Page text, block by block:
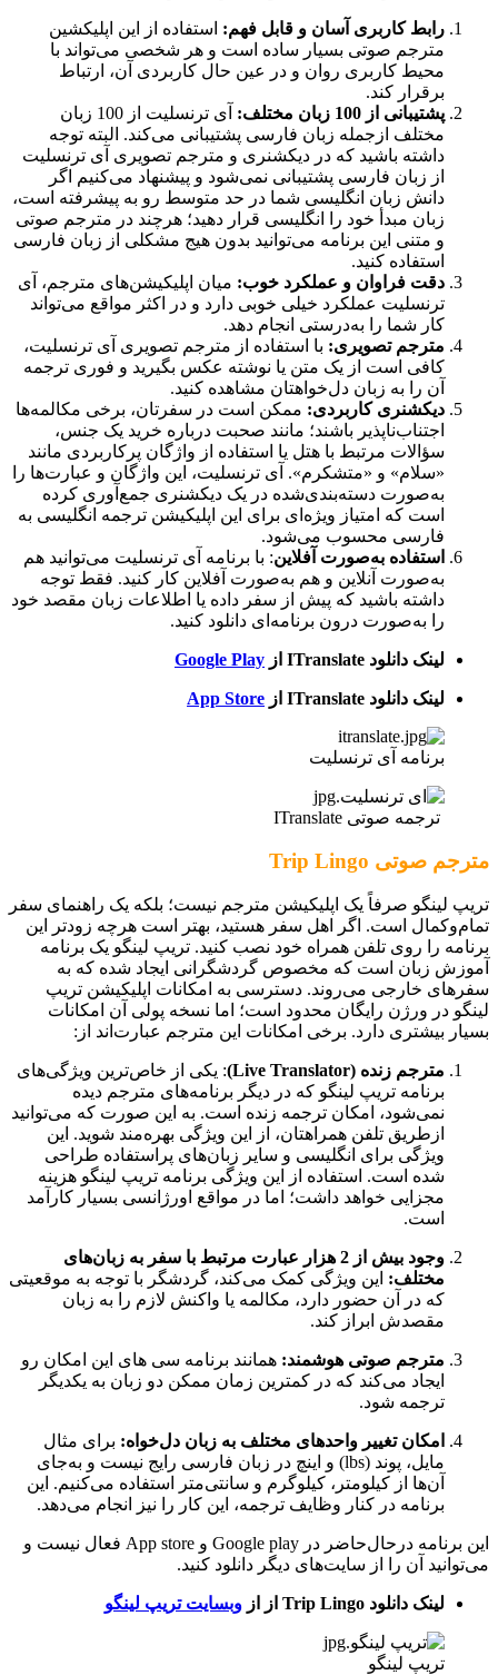
رابط کاربری آسان و قابل فهم: استفاده از این اپلیکشین
مترجم صوتی بسیار ساده است و هر شخصی می‌تواند با
محیط کاربری روان و در عین حال کاربردی آن، ارتباط
برقرار کند.
پشتیبانی از 100 زبان مختلف:
آی ترنسلیت از 100 زبان
مختلف ازجمله زبان فارسی پشتیبانی می‌کند. البته توجه
داشته باشید که در دیکشنری و مترجم تصویری آی ترنسلیت
از زبان فارسی پشتیبانی نمی‌شود و پیشنهاد می‌کنیم اگر
دانش زبان انگلیسی شما در حد متوسط رو به پیشرفته است،
زبان مبدأ خود را انگلیسی قرار دهید؛ هرچند در مترجم صوتی
و متنی این برنامه می‌توانید بدون هیج مشکلی از زبان فارسی
استفاده کنید.
دقت فراوان و عملکرد خوب: میان اپلیکیشن‌های مترجم، آی
ترنسلیت عملکرد خیلی خوبی دارد و در اکثر مواقع می‌تواند
کار شما را به‌درستی انجام دهد.
مترجم تصویری: با استفاده از مترجم تصویری آی ترنسلیت،
کافی است از یک متن یا نوشته عکس بگیرید و فوری ترجمه
آن را به زبان دل‌خواهتان مشاهده کنید.
دیکشنری کاربردی: ممکن است در سفرتان، برخی مکالمه‌ها
اجتناب‌ناپذیر باشند؛ مانند صحبت درباره خرید یک جنس،
سؤالات مرتبط با هتل یا استفاده از واژگان پرکاربردی مانند
«سلام» و «متشکرم». آی ترنسلیت، این واژگان و عبارت‌ها را
به‌صورت دسته‌بندی‌شده در یک دیکشنری جمع‌آوری کرده
است که امتیاز ویژه‌ای برای این اپلیکیشن ترجمه انگلیسی به
فارسی محسوب می‌شود.
استفاده به‌صورت آفلاین: با برنامه آی ترنسلیت می‌توانید هم
به‌صورت آنلاین و هم به‌صورت آفلاین کار کنید. فقط توجه
داشته باشید که پیش از سفر داده یا اطلاعات زبان مقصد خود
را به‌صورت درون برنامه‌ای دانلود کنید.
لینک دانلود ITranslate از Google Play
لینک دانلود ITranslate از App Store
برنامه آی ترنسلیت
ترجمه صوتی ITranslate
مترجم صوتی Trip Lingo
تریپ لینگو صرفاً یک اپلیکیشن مترجم نیست؛ بلکه یک راهنمای سفر
تمام‌وکمال است. اگر اهل سفر هستید، بهتر است هرچه زودتر این
برنامه را روی تلفن همراه خود نصب کنید. تریپ لینگو یک برنامه
آموزش زبان است که مخصوص گردشگرانی ایجاد شده که به
سفرهای خارجی می‌روند. دسترسی به امکانات اپلیکیشن تریپ
لینگو در ورژن رایگان محدود است؛ اما نسخه پولی آن امکانات
بسیار بیشتری دارد. برخی امکانات این مترجم عبارت‌اند از:
مترجم زنده (Live Translator)
: یکی از خاص‌ترین ویژگی‌های
برنامه تریپ لینگو که در دیگر برنامه‌های مترجم دیده
نمی‌شود، امکان ترجمه زنده است. به این صورت که می‌توانید
ازطریق تلفن همراهتان، از این ویژگی بهره‌مند شوید. این
ویژگی برای انگلیسی و سایر زبان‌های پراستفاده طراحی
شده است. استفاده از این ویژگی برنامه تریپ لینگو هزینه
مجزایی خواهد داشت؛ اما در مواقع اورژانسی بسیار کارآمد
است.
وجود بیش از 2 هزار عبارت مرتبط با سفر به زبان‌های
مختلف: این ویژگی کمک می‌کند، گردشگر با توجه به موقعیتی
که در آن حضور دارد، مکالمه یا واکنش لازم را به زبان
مقصدش ابراز کند.
مترجم صوتی هوشمند: همانند برنامه سی های این امکان رو
ایجاد می‌کند که در کمترین زمان ممکن دو زبان به یکدیگر
ترجمه شود.
امکان تغییر واحدهای مختلف به زبان دل‌خواه: برای مثال
مایل، پوند (lbs) و اینچ در زبان فارسی رایج نیست و به‌جای
آن‌ها از کیلومتر، کیلوگرم و سانتی‌متر استفاده می‌کنیم. این
برنامه در کنار وظایف ترجمه، این کار را نیز انجام می‌دهد.
این برنامه درحال‌حاضر در Google play و App store فعال نیست و
می‌توانید آن را از سایت‌های دیگر دانلود کنید.
لینک دانلود Trip Lingo از از وبسایت تریپ لینگو
تریپ لینگو